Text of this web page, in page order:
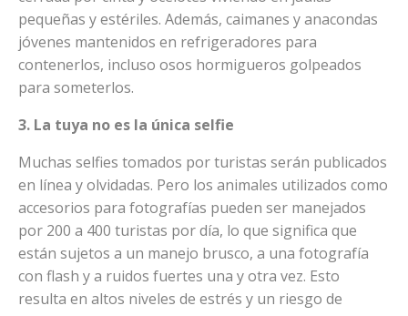
pequeñas y estériles. Además, caimanes y anacondas
jóvenes mantenidos en refrigeradores para
contenerlos, incluso osos hormigueros golpeados
para someterlos.
3. La tuya no es la única selfie
Muchas selfies tomados por turistas serán publicados
en línea y olvidadas. Pero los animales utilizados como
accesorios para fotografías pueden ser manejados
por 200 a 400 turistas por día, lo que significa que
están sujetos a un manejo brusco, a una fotografía
con flash y a ruidos fuertes una y otra vez. Esto
resulta en altos niveles de estrés y un riesgo de